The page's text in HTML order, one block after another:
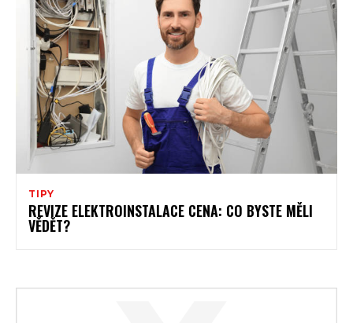
TIPY
REVIZE ELEKTROINSTALACE CENA: CO BYSTE MĚLI
VĚDĚT?